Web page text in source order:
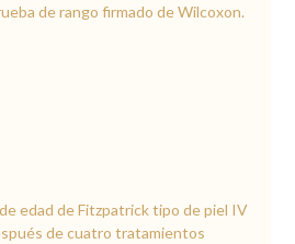
de rango firmado de Wilcoxon.
edad de Fitzpatrick tipo de piel IV
de cuatro tratamientos